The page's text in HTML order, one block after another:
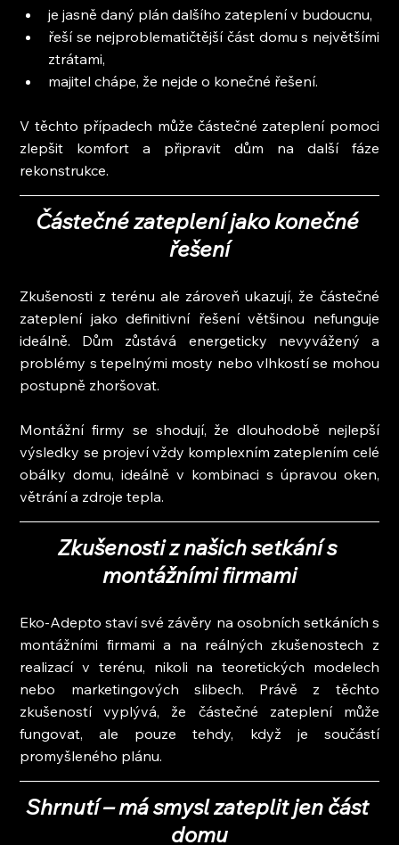
je jasně daný plán dalšího zateplení v budoucnu,
řeší se nejproblematičtější část domu s největšími
ztrátami,
majitel chápe, že nejde o konečné řešení.
V těchto případech může částečné zateplení pomoci
zlepšit komfort a připravit dům na další fáze
rekonstrukce.
Částečné zateplení jako konečné
řešení
Zkušenosti z terénu ale zároveň ukazují, že částečné
zateplení jako definitivní řešení většinou nefunguje
ideálně. Dům zůstává energeticky nevyvážený a
problémy s tepelnými mosty nebo vlhkostí se mohou
postupně zhoršovat.
Montážní firmy se shodují, že dlouhodobě nejlepší
výsledky se projeví vždy komplexním zateplením celé
obálky domu, ideálně v kombinaci s úpravou oken,
větrání a zdroje tepla.
Zkušenosti z našich setkání s
montážními firmami
Eko-Adepto staví své závěry na osobních setkáních s
montážními firmami a na reálných zkušenostech z
realizací v terénu, nikoli na teoretických modelech
nebo marketingových slibech. Právě z těchto
zkušeností vyplývá, že částečné zateplení může
fungovat, ale pouze tehdy, když je součástí
promyšleného plánu.
Shrnutí – má smysl zateplit jen část
domu